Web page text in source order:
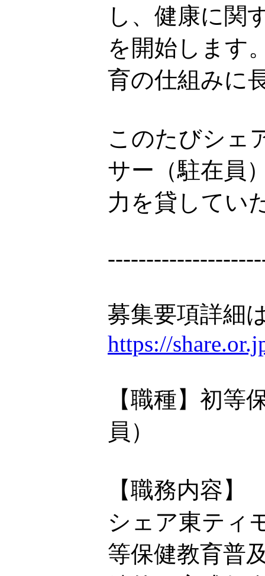
し、健康に関
を開始します
育の仕組みに
このたびシェ
サー（駐在員
力を貸してい
募集要項詳細
https://
【職種】初
員）
【職務内容】
シェア東ティ
等保健教育普